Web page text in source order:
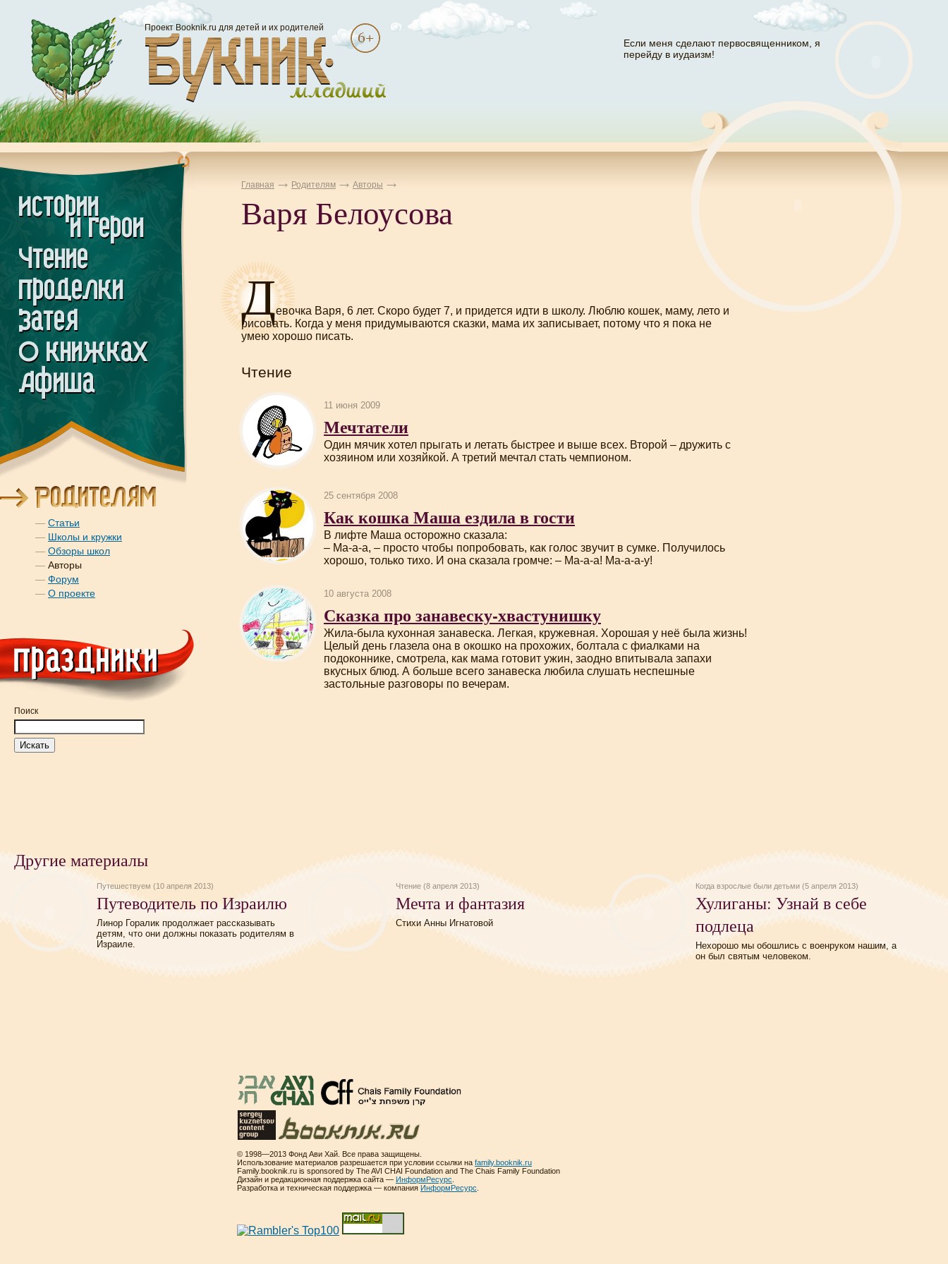
Проект Booknik.ru для детей и их родителей
Если меня сделают первосвященником, я
перейду в иудаизм!
— Статьи
— Школы и кружки
— Обзоры школ
— Авторы
— Форум
— О проекте
Поиск
Главная Родителям Авторы
Варя Белоусова
Девочка Варя, 6 лет. Скоро будет 7, и придется идти в школу. Люблю кошек, маму, лето и
рисовать. Когда у меня придумываются сказки, мама их записывает, потому что я пока не
умею хорошо писать.
Чтение
11 июня 2009
Мечтатели
Один мячик хотел прыгать и летать быстрее и выше всех. Второй – дружить с
хозяином или хозяйкой. А третий мечтал стать чемпионом.
25 сентября 2008
Как кошка Маша ездила в гости
В лифте Маша осторожно сказала:
– Ма-а-а, – просто чтобы попробовать, как голос звучит в сумке. Получилось
хорошо, только тихо. И она сказала громче: – Ма-а-а! Ма-а-а-у!
10 августа 2008
Сказка про занавеску-хвастунишку
Жила-была кухонная занавеска. Легкая, кружевная. Хорошая у неё была жизнь!
Целый день глазела она в окошко на прохожих, болтала с фиалками на
подоконнике, смотрела, как мама готовит ужин, заодно впитывала запахи
вкусных блюд. А больше всего занавеска любила слушать неспешные
застольные разговоры по вечерам.
Другие материалы
Путешествуем (10 апреля 2013)
Путеводитель по Израилю
Линор Горалик продолжает рассказывать
детям, что они должны показать родителям в
Израиле.
Чтение (8 апреля 2013)
Мечта и фантазия
Стихи Анны Игнатовой
Когда взрослые были детьми (5 апреля 2013)
Хулиганы: Узнай в себе
подлеца
Нехорошо мы обошлись с военруком нашим, а
он был святым человеком.
© 1998—2013 Фонд Ави Хай. Все права защищены.
Использование материалов разрешается при условии ссылки на family.booknik.ru
Family.booknik.ru is sponsored by The AVI CHAI Foundation and The Chais Family Foundation
Дизайн и редакционная поддержка сайта — ИнформРесурс
Разработка и техническая поддержка — компания ИнформРесурс